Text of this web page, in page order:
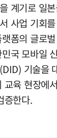
계기로 일
사업 기회
폼의 글로
국 모바일
기술을
육 현장에
증한다.